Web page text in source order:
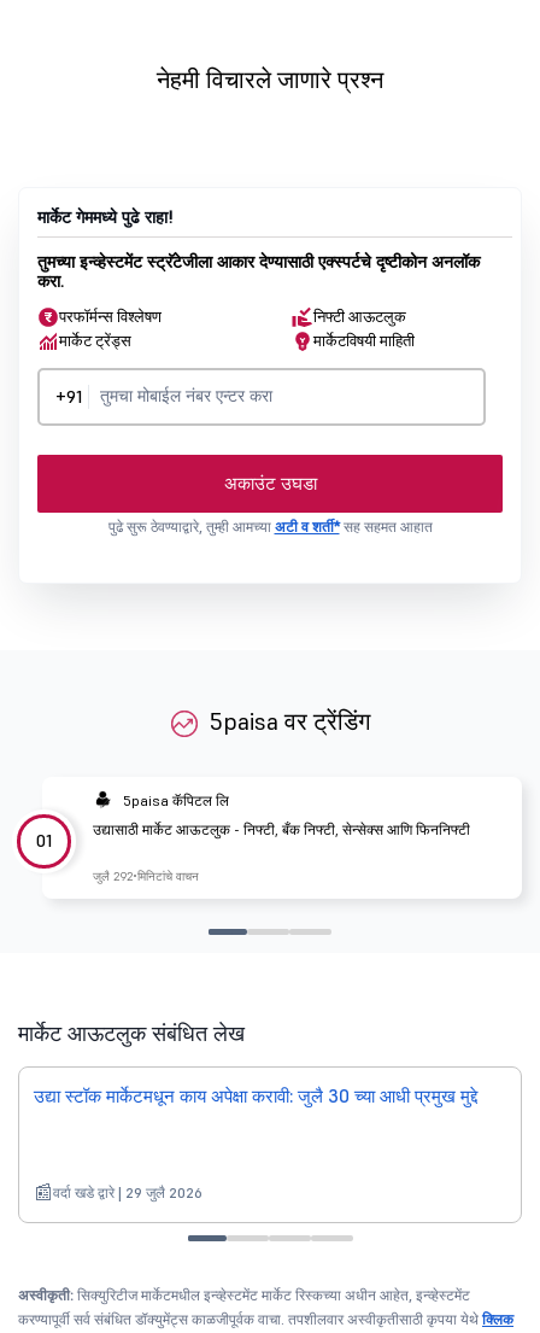
नेहमी विचारले जाणारे प्रश्न
मार्केट गेममध्ये पुढे राहा!
तुमच्या इन्व्हेस्टमेंट स्ट्रॅटेजीला आकार देण्यासाठी एक्स्पर्टचे दृष्टीकोन अनलॉक
करा.
परफॉर्मन्स विश्लेषण
निफ्टी आऊटलुक
मार्केट ट्रेंड्स
मार्केटविषयी माहिती
+91
अकाउंट उघडा
पुढे सुरू ठेवण्याद्वारे, तुम्ही आमच्या अटी व शर्ती*सह सहमत आहात
5paisa वर ट्रेंडिंग
01
5paisa कॅपिटल लि
उद्यासाठी मार्केट आऊटलुक - निफ्टी, बँक निफ्टी, सेन्सेक्स आणि फिननिफ्टी
जुलै 292 मिनिटांचे वाचन
मार्केट आऊटलुक संबंधित लेख
उद्या स्टॉक मार्केटमधून काय अपेक्षा करावी: जुलै 30 च्या आधी प्रमुख मुद्दे
वर्दा खडे द्वारे | 29 जुलै 2026
अस्वीकृती: सिक्युरिटीज मार्केटमधील इन्व्हेस्टमेंट मार्केट रिस्कच्या अधीन आहेत, इन्व्हेस्टमेंट
करण्यापूर्वी सर्व संबंधित डॉक्युमेंट्स काळजीपूर्वक वाचा. तपशीलवार अस्वीकृतीसाठी कृपया येथेक्लिक